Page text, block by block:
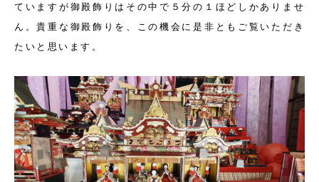
ていますが御殿飾りはその中で５分の１ほどしかありませ
ん。貴重な御殿飾りを、この機会に是非ともご覧いただき
たいと思います。